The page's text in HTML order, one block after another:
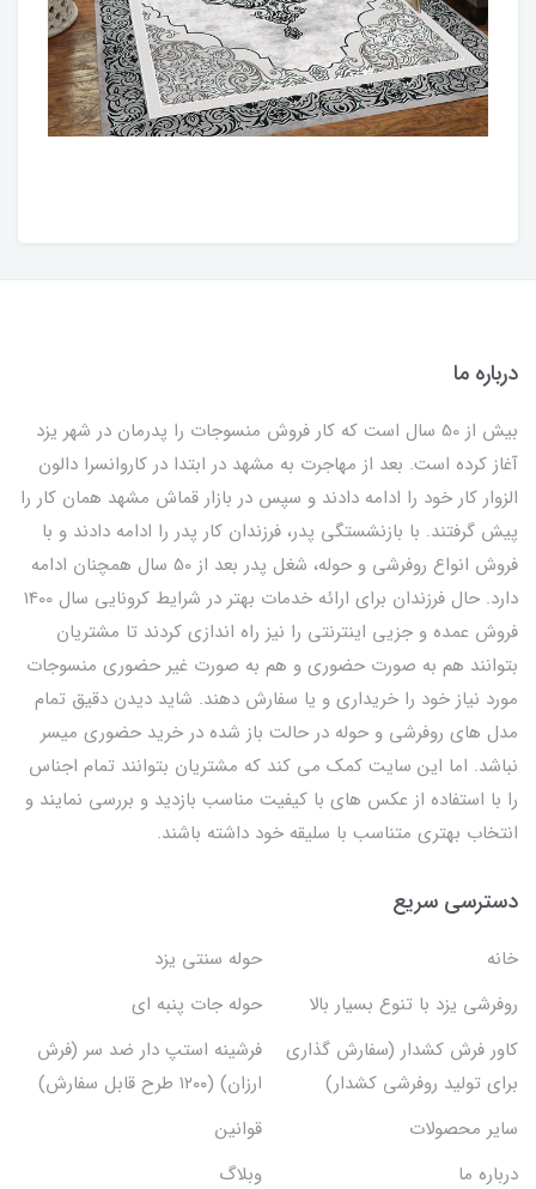
درباره ما
بیش از 50 سال است که کار فروش منسوجات را پدرمان در شهر یزد
آغاز کرده است. بعد از مهاجرت به مشهد در ابتدا در کاروانسرا دالون
الزوار کار خود را ادامه دادند و سپس در بازار قماش مشهد همان کار را
پیش گرفتند. با بازنشستگی پدر، فرزندان کار پدر را ادامه دادند و با
فروش انواع روفرشی و حوله، شغل پدر بعد از 50 سال همچنان ادامه
دارد. حال فرزندان برای ارائه خدمات بهتر در شرایط کرونایی سال 1400
فروش عمده و جزیی اینترنتی را نیز راه اندازی کردند تا مشتریان
بتوانند هم به صورت حضوری و هم به صورت غیر حضوری منسوجات
مورد نیاز خود را خریداری و یا سفارش دهند. شاید دیدن دقیق تمام
مدل های روفرشی و حوله در حالت باز شده در خرید حضوری میسر
نباشد. اما این سایت کمک می کند که مشتریان بتوانند تمام اجناس
را با استفاده از عکس های با کیفیت مناسب بازدید و بررسی نمایند و
انتخاب بهتری متناسب با سلیقه خود داشته باشند.
دسترسی سریع
خانه
حوله سنتی یزد
روفرشی یزد با تنوع بسیار بالا
حوله جات پنبه ای
کاور فرش کشدار (سفارش گذاری
برای تولید روفرشی کشدار)
فرشینه استپ دار ضد سر (فرش
ارزان) (۱۲۰۰ طرح قابل سفارش)
سایر محصولات
قوانین
درباره ما
وبلاگ